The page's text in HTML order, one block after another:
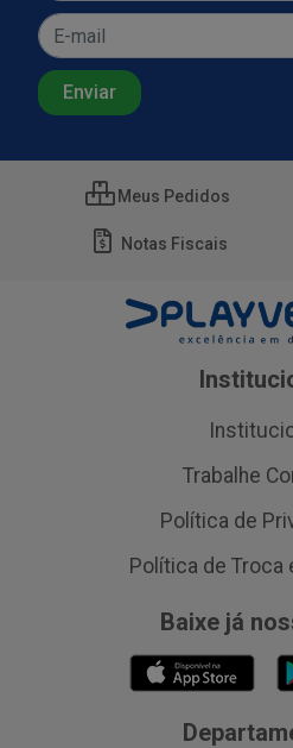
Meus Pedidos
Notas Fiscais
Trabalhe
Política de
Política de Troca
Baixe já